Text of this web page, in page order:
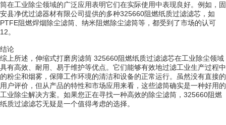
筒在工业除尘领域的广泛应用表明它们在实际使用中表现良好。例如，固
安县净优过滤器材有限公司提供的多种325660阻燃纸质过滤滤芯，如
PTFE阻燃焊烟除尘滤筒、纳米阻燃除尘滤筒等，都受到了市场的认可
12。
结论
综上所述，伸缩式打磨房滤筒 325660阻燃纸质过滤滤芯在工业除尘领域
具有高效、耐用、易于维护等优点。它们能够有效地过滤工业生产过程中
的粉尘和烟雾，保障工作环境的清洁和设备的正常运行。虽然没有直接的
用户评价，但从产品的特性和市场应用来看，这些滤筒确实是一种好用的
工业除尘解决方案。如果您正在寻找一种高效的除尘滤筒，325660阻燃
纸质过滤滤芯无疑是一个值得考虑的选择。